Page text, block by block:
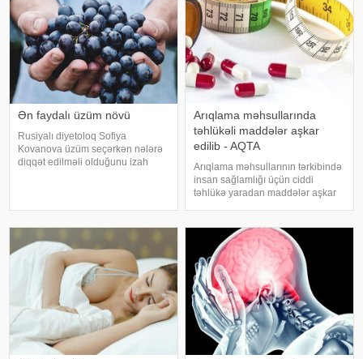
Ən faydalı üzüm növü
Rusiyalı diyetoloq Sofiya
Kovanova üzüm seçərkən nələrə
diqqət edilməli olduğunu izah
rəngdə olan üzüm sortlar
Arıqlama məhsullarında
təhlükəli maddələr aşkar
edilib - AQTA
Arıqlama məhsullarının tərkibində
insan sağlamlığı üçün ciddi
təhlükə yaradan maddələr aşkar
Təhlükəsizliyi Agentliyinin (AQTA)
Qida təhlükəsizliyi şöbəsinin
müdir